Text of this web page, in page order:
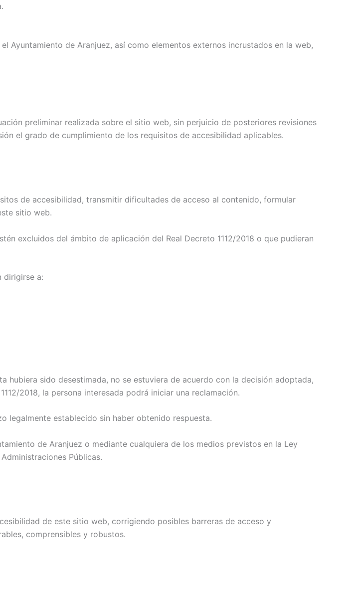
Ayuntamiento de Aranjuez, así como elementos externos incrustados en la web,
preliminar realizada sobre el sitio web, sin perjuicio de posteriores revisiones
el grado de cumplimiento de los requisitos de accesibilidad aplicables.
de accesibilidad, transmitir dificultades de acceso al contenido, formular
sitio web.
excluidos del ámbito de aplicación del Real Decreto 1112/2018 o que pudieran
dirigirse a:
hubiera sido desestimada, no se estuviera de acuerdo con la decisión adoptada,
2018, la persona interesada podrá iniciar una reclamación.
legalmente establecido sin haber obtenido respuesta.
de Aranjuez o mediante cualquiera de los medios previstos en la Ley
Públicas.
de este sitio web, corrigiendo posibles barreras de acceso y
comprensibles y robustos.